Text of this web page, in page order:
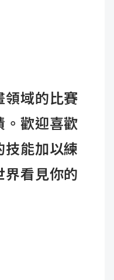
領域的比賽
。歡迎喜歡
技能加以練
界看見你的